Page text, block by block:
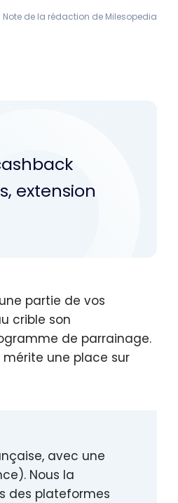
Note de la rédaction de Milesopedia
extension
partie de vos
crible son
de parrainage.
une place sur
avec une
Nous la
des plateformes